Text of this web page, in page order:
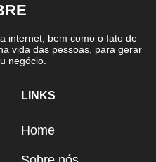
internet, bem como o fato de
vida das pessoas, para gerar
negócio.
LINKS
Home